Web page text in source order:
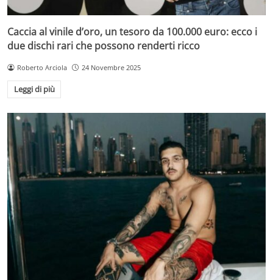
Caccia al vinile d’oro, un tesoro da 100.000 euro: ecco i
due dischi rari che possono renderti ricco
Roberto Arciola 24 Novembre 2025
Leggi di più